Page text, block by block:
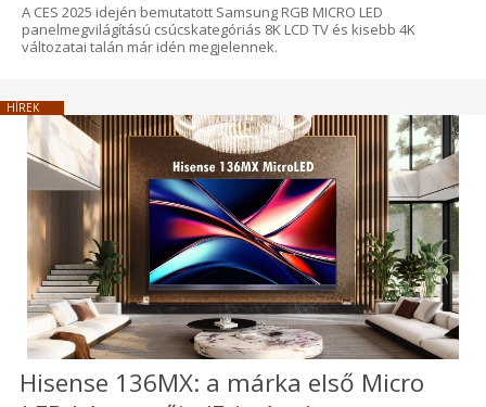
A CES 2025 idején bemutatott Samsung RGB MICRO LED
panelmegvilágítású csúcskategóriás 8K LCD TV és kisebb 4K
változatai talán már idén megjelennek.
HÍREK
Hisense 136MX: a márka első Micro